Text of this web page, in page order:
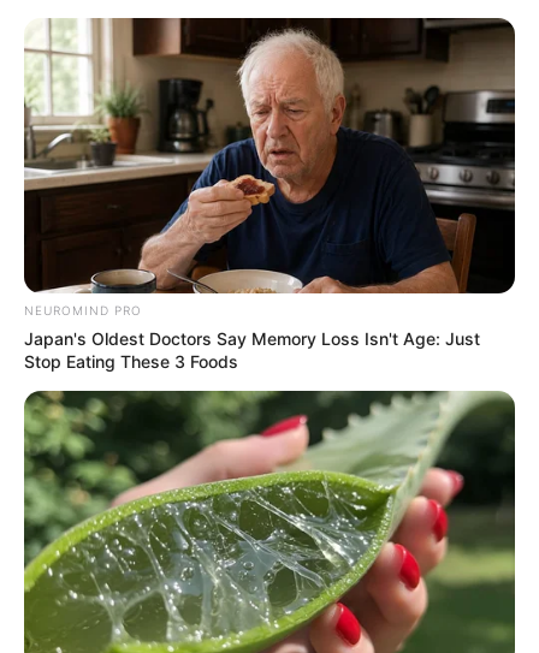
NEUROMIND PRO
Japan's Oldest Doctors Say Memory Loss Isn't Age: Just
Stop Eating These 3 Foods